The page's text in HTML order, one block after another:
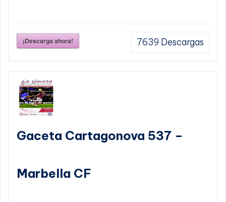
¡Descarga ahora! 7639 Descargas
Gaceta Cartagonova 537 –
Marbella CF